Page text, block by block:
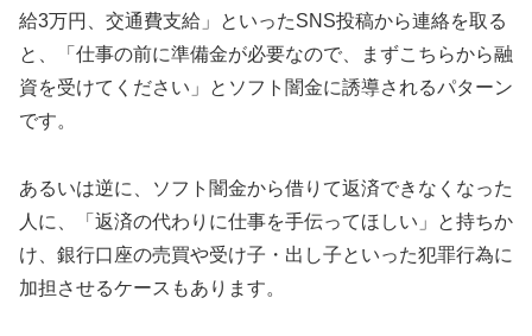
給3万円、交通費支給」といったSNS投稿から連絡を取る
と、「仕事の前に準備金が必要なので、まずこちらから融
資を受けてください」とソフト闇金に誘導されるパターン
です。
あるいは逆に、ソフト闇金から借りて返済できなくなった
人に、「返済の代わりに仕事を手伝ってほしい」と持ちか
け、銀行口座の売買や受け子・出し子といった犯罪行為に
加担させるケースもあります。